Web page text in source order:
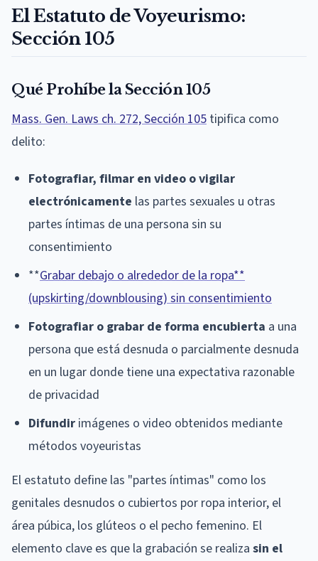
El Estatuto de Voyeurismo:
Sección 105
Qué Prohíbe la Sección 105
Mass. Gen. Laws ch. 272, Sección 105 tipifica como
delito:
Fotografiar, filmar en video o vigilar
electrónicamente las partes sexuales u otras
partes íntimas de una persona sin su
consentimiento
**Grabar debajo o alrededor de la ropa**
(upskirting/downblousing) sin consentimiento
Fotografiar o grabar de forma encubierta a una
persona que está desnuda o parcialmente desnuda
en un lugar donde tiene una expectativa razonable
de privacidad
Difundir imágenes o video obtenidos mediante
métodos voyeuristas
El estatuto define las "partes íntimas" como los
genitales desnudos o cubiertos por ropa interior, el
área púbica, los glúteos o el pecho femenino. El
elemento clave es que la grabación se realiza sin el